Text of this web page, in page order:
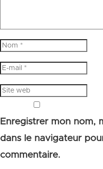
Enregistrer mon nom,
dans le navigateur
commentaire.